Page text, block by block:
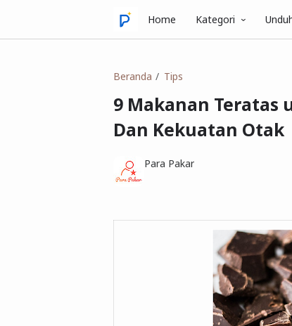
Home Kategori
Beranda Tips
9 Makanan Teratas
Dan Kekuatan Otak
Para Pakar